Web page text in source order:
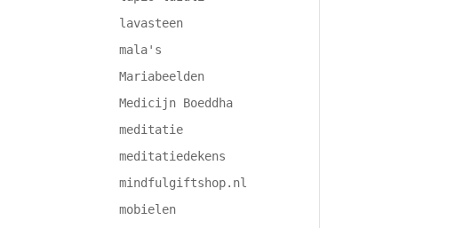
lavasteen
mala's
Mariabeelden
Medicijn Boeddha
meditatie
meditatiedekens
mindfulgiftshop.nl
mobielen